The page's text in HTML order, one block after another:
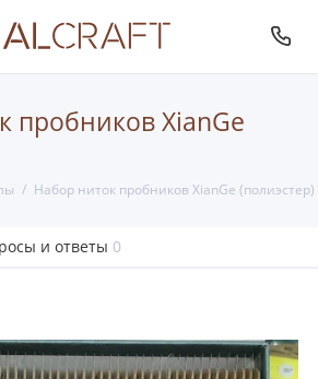
пробников XianGe
Набор ниток пробников XianGe (полиэстер)
и ответы 0